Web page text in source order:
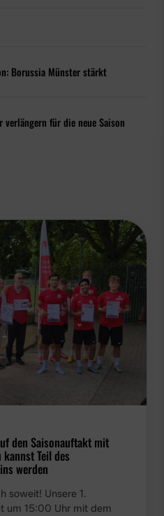
Borussia Münster stärkt
verlängern für die neue Saison
den Saisonauftakt mit
Teil des
werden
soweit! Unsere 1.
um 15:00 Uhr mit dem